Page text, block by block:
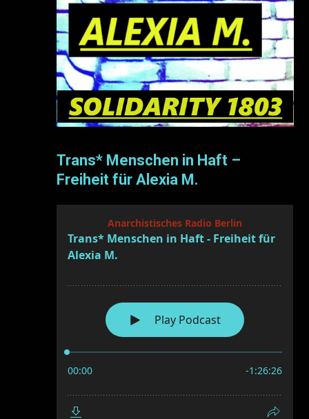
Trans* Menschen in Haft –
Freiheit für Alexia M.